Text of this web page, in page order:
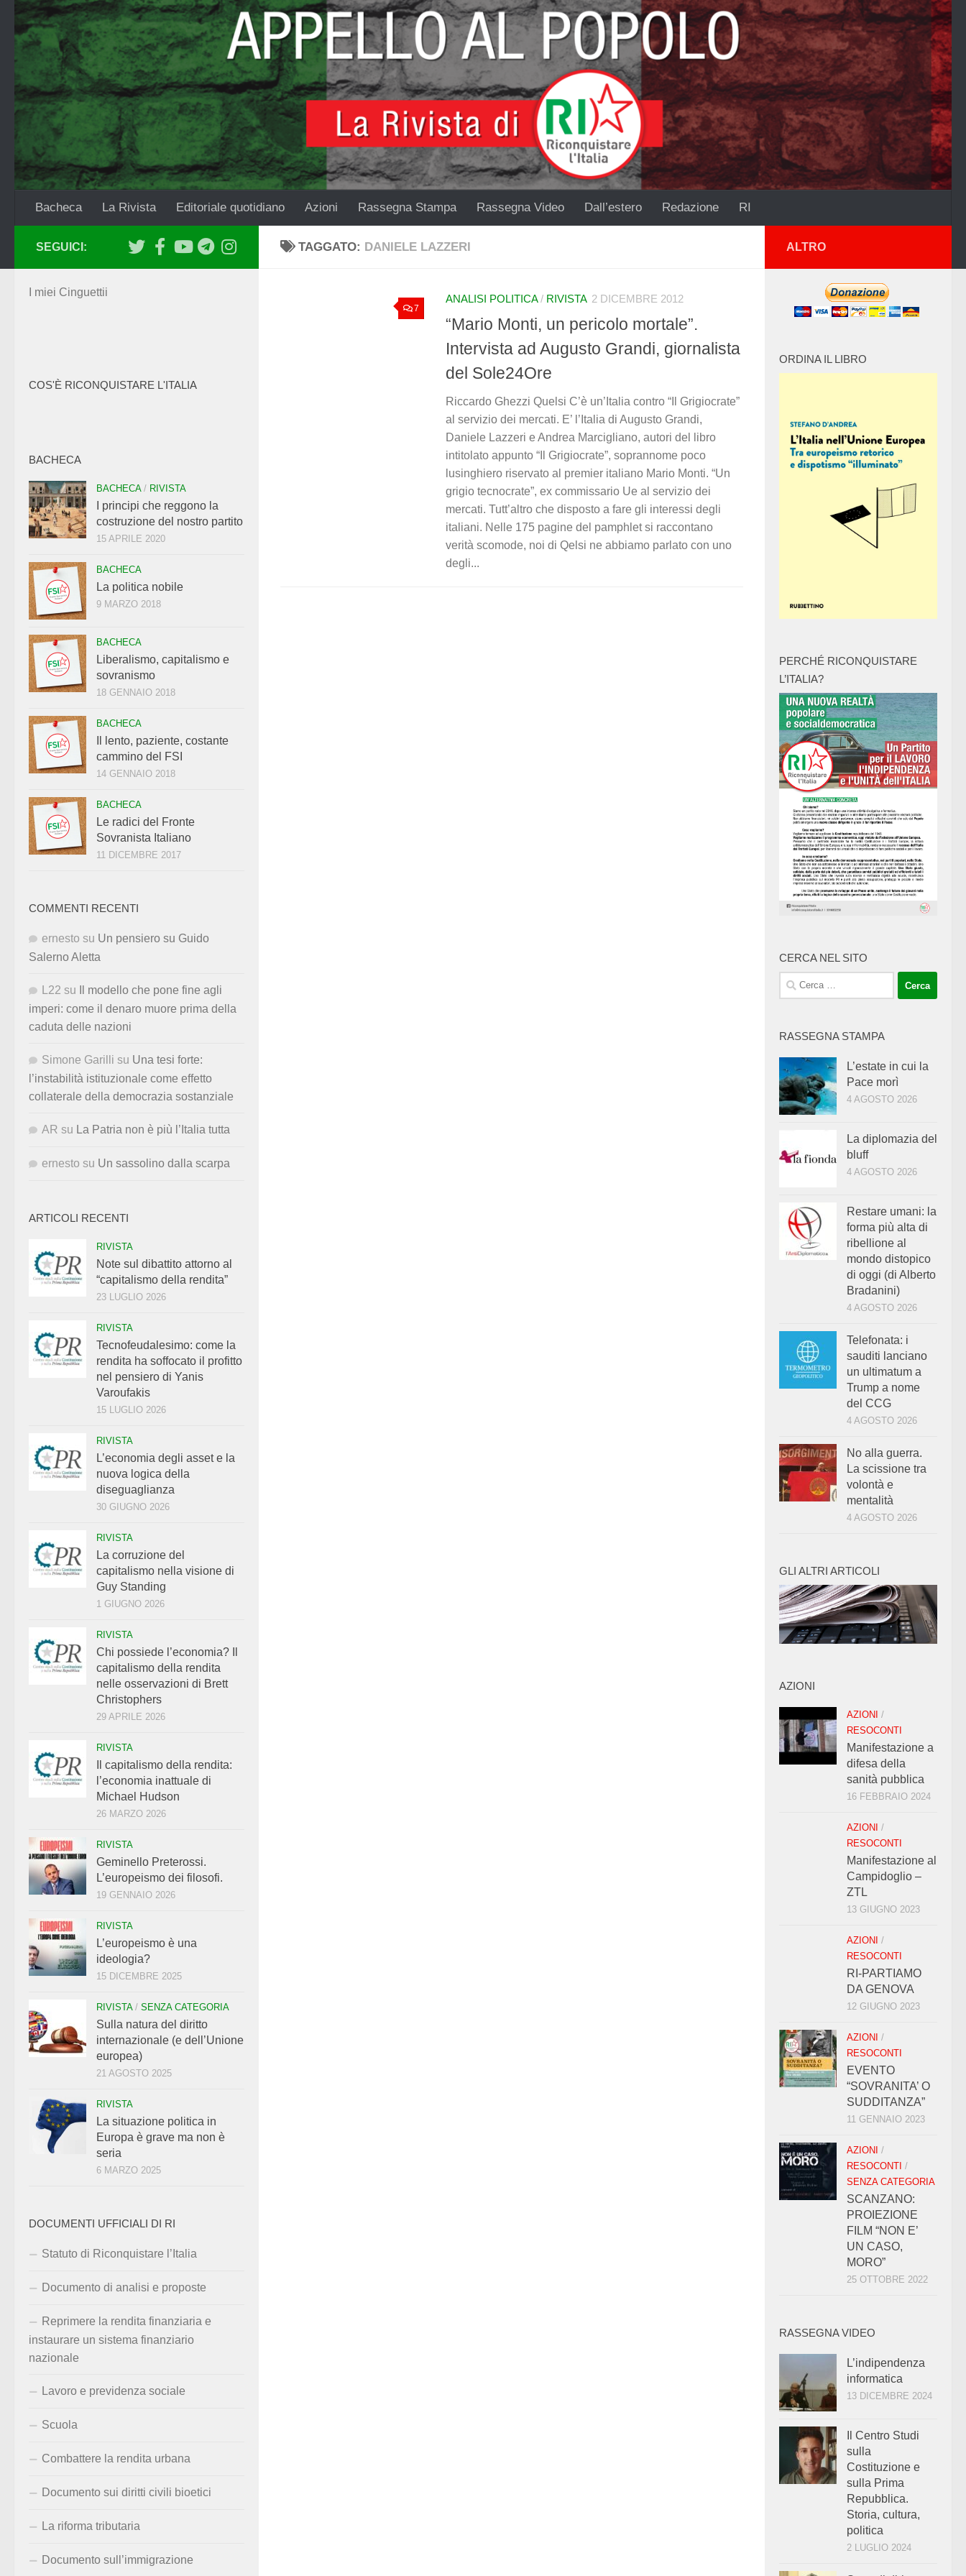
Salta al contenuto
Bacheca La Rivista Editoriale quotidiano Azioni Rassegna Stampa Rassegna Video Dall’estero Redazione RI
TAGGATO: DANIELE LAZZERI
7
ANALISI POLITICA/ RIVISTA 2 DICEMBRE 2012
“Mario Monti, un pericolo mortale”.
Intervista ad Augusto Grandi, giornalista
del Sole24Ore
Riccardo Ghezzi Quelsi C’è un’Italia contro “Il Grigiocrate”
al servizio dei mercati. E’ l’Italia di Augusto Grandi,
Daniele Lazzeri e Andrea Marcigliano, autori del libro
intitolato appunto “Il Grigiocrate”, soprannome poco
lusinghiero riservato al premier italiano Mario Monti. “Un
grigio tecnocrate”, ex commissario Ue al servizio dei
mercati. Tutt’altro che disposto a fare gli interessi degli
italiani. Nelle 175 pagine del pamphlet si raccontano
verità scomode, noi di Qelsi ne abbiamo parlato con uno
degli...
SEGUICI:
I miei Cinguettii
COS'È RICONQUISTARE L'ITALIA
BACHECA
BACHECA/ RIVISTA
I principi che reggono la
costruzione del nostro partito
15 APRILE 2020
BACHECA
La politica nobile
9 MARZO 2018
BACHECA
Liberalismo, capitalismo e
sovranismo
18 GENNAIO 2018
BACHECA
Il lento, paziente, costante
cammino del FSI
14 GENNAIO 2018
BACHECA
Le radici del Fronte
Sovranista Italiano
11 DICEMBRE 2017
COMMENTI RECENTI
ernesto su Un pensiero su Guido
Salerno Aletta
L22 su
Il modello che pone fine agli
imperi: come il denaro muore prima della
caduta delle nazioni
Simone Garilli su Una tesi forte:
l’instabilità istituzionale come effetto
collaterale della democrazia sostanziale
AR su La Patria non è più l’Italia tutta
ernesto su Un sassolino dalla scarpa
ARTICOLI RECENTI
RIVISTA
Note sul dibattito attorno al
“capitalismo della rendita”
23 LUGLIO 2026
RIVISTA
Tecnofeudalesimo: come la
rendita ha soffocato il profitto
nel pensiero di Yanis
Varoufakis
15 LUGLIO 2026
RIVISTA
L’economia degli asset e la
nuova logica della
diseguaglianza
30 GIUGNO 2026
RIVISTA
La corruzione del
capitalismo nella visione di
Guy Standing
1 GIUGNO 2026
RIVISTA
Chi possiede l’economia? Il
capitalismo della rendita
nelle osservazioni di Brett
Christophers
29 APRILE 2026
RIVISTA
Il capitalismo della rendita:
l’economia inattuale di
Michael Hudson
26 MARZO 2026
RIVISTA
Geminello Preterossi.
L’europeismo dei filosofi.
19 GENNAIO 2026
RIVISTA
L’europeismo è una
ideologia?
15 DICEMBRE 2025
RIVISTA/ SENZA CATEGORIA
Sulla natura del diritto
internazionale (e dell’Unione
europea)
21 AGOSTO 2025
RIVISTA
La situazione politica in
Europa è grave ma non è
seria
6 MARZO 2025
DOCUMENTI UFFICIALI DI RI
Statuto di Riconquistare l’Italia
Documento di analisi e proposte
Reprimere la rendita finanziaria e
instaurare un sistema finanziario
nazionale
Lavoro e previdenza sociale
Scuola
Combattere la rendita urbana
Documento sui diritti civili bioetici
La riforma tributaria
Documento sull’immigrazione
ALTRO
ORDINA IL LIBRO
PERCHÉ RICONQUISTARE
L’ITALIA?
CERCA NEL SITO
Ricerca
per:
RASSEGNA STAMPA
L’estate in cui la
Pace morì
4 AGOSTO 2026
La diplomazia del
bluff
4 AGOSTO 2026
Restare umani: la
forma più alta di
ribellione al
mondo distopico
di oggi (di Alberto
Bradanini)
4 AGOSTO 2026
Telefonata: i
sauditi lanciano
un ultimatum a
Trump a nome
del CCG
4 AGOSTO 2026
No alla guerra.
La scissione tra
volontà e
mentalità
4 AGOSTO 2026
GLI ALTRI ARTICOLI
AZIONI
AZIONI /
RESOCONTI
Manifestazione a
difesa della
sanità pubblica
16 FEBBRAIO 2024
AZIONI /
RESOCONTI
Manifestazione al
Campidoglio –
ZTL
13 GIUGNO 2023
AZIONI /
RESOCONTI
RI-PARTIAMO
DA GENOVA
12 GIUGNO 2023
AZIONI /
RESOCONTI
EVENTO
“SOVRANITA’ O
SUDDITANZA”
11 GENNAIO 2023
AZIONI /
RESOCONTI /
SENZA CATEGORIA
SCANZANO:
PROIEZIONE
FILM “NON E’
UN CASO,
MORO”
25 OTTOBRE 2022
RASSEGNA VIDEO
L’indipendenza
informatica
13 DICEMBRE 2024
Il Centro Studi
sulla
Costituzione e
sulla Prima
Repubblica.
Storia, cultura,
politica
2 LUGLIO 2024